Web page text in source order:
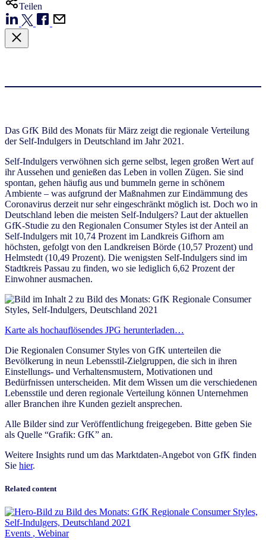
Teilen
Das GfK Bild des Monats für März zeigt die regionale Verteilung
der Self-Indulgers in Deutschland im Jahr 2021.
Self-Indulgers verwöhnen sich gerne selbst, legen großen Wert auf
ihr Aussehen und genießen das Leben in vollen Zügen. Sie sind
spontan, gehen häufig aus und bummeln gerne in schönem
Ambiente – was aufgrund der Maßnahmen zur Eindämmung des
Coronavirus derzeit nur sehr eingeschränkt möglich ist. Doch wo in
Deutschland leben die meisten Self-Indulgers? Laut der aktuellen
GfK-Studie zu den Regionalen Consumer Styles ist der Anteil an
Self-Indulgers mit 10,74 Prozent im Landkreis Gifhorn am
höchsten, gefolgt von den Landkreisen Börde (10,57 Prozent) und
Helmstedt (10,49 Prozent). Die wenigsten Self-Indulgers sind im
Stadtkreis Passau zu finden, wo sie lediglich 6,62 Prozent der
Einwohner ausmachen.
Karte als hochauflösendes JPG herunterladen…
Die Regionalen Consumer Styles von GfK unterteilen die
Bevölkerung in neun Lebensstil-Zielgruppen, die sich in ihren
Einstellungs- und Verhaltensmustern, Motivationen und
Bedürfnissen unterscheiden. Mit dem Wissen um die verschiedenen
Lebensstile und deren regionale Verteilung können Unternehmen
aller Branchen ihre Kunden gezielt ansprechen.
Alle Bilder sind zur Veröffentlichung freigegeben. Bitte geben Sie
als Quelle “Grafik: GfK” an.
Weitere Insights rund um das Marktdaten-Angebot von GfK finden
Sie hier.
Related content
Events , Webinar